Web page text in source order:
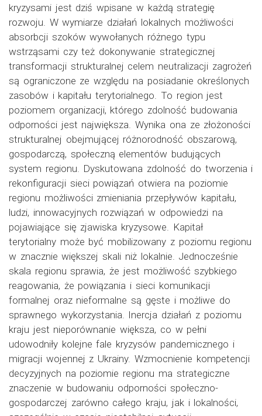
kryzysami jest dziś wpisane w każdą strategię
rozwoju. W wymiarze działań lokalnych możliwości
absorbcji szoków wywołanych różnego typu
wstrząsami czy też dokonywanie strategicznej
transformacji strukturalnej celem neutralizacji zagrożeń
są ograniczone ze względu na posiadanie określonych
zasobów i kapitału terytorialnego. To region jest
poziomem organizacji, którego zdolność budowania
odporności jest największa. Wynika ona ze złożoności
strukturalnej obejmującej różnorodność obszarową,
gospodarczą, społeczną elementów budujących
system regionu. Dyskutowana zdolność do tworzenia i
rekonfiguracji sieci powiązań otwiera na poziomie
regionu możliwości zmieniania przepływów kapitału,
ludzi, innowacyjnych rozwiązań w odpowiedzi na
pojawiające się zjawiska kryzysowe. Kapitał
terytorialny może być mobilizowany z poziomu regionu
w znacznie większej skali niż lokalnie. Jednocześnie
skala regionu sprawia, że jest możliwość szybkiego
reagowania, że powiązania i sieci komunikacji
formalnej oraz nieformalne są gęste i możliwe do
sprawnego wykorzystania. Inercja działań z poziomu
kraju jest nieporównanie większa, co w pełni
udowodniły kolejne fale kryzysów pandemicznego i
migracji wojennej z Ukrainy. Wzmocnienie kompetencji
decyzyjnych na poziomie regionu ma strategiczne
znaczenie w budowaniu odporności społeczno-
gospodarczej zarówno całego kraju, jak i lokalności,